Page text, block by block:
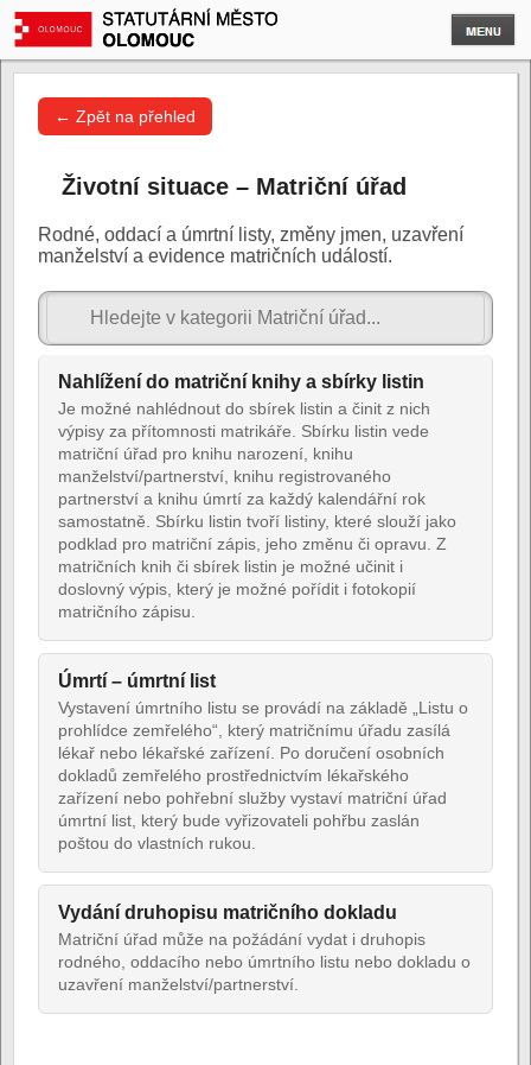
← Zpět na přehled
Životní situace – Matriční úřad
Rodné, oddací a úmrtní listy, změny jmen, uzavření
manželství a evidence matričních událostí.
Nahlížení do matriční knihy a sbírky listin
Je možné nahlédnout do sbírek listin a činit z nich
výpisy za přítomnosti matrikáře. Sbírku listin vede
matriční úřad pro knihu narození, knihu
manželství/partnerství, knihu registrovaného
partnerství a knihu úmrtí za každý kalendářní rok
samostatně. Sbírku listin tvoří listiny, které slouží jako
podklad pro matriční zápis, jeho změnu či opravu. Z
matričních knih či sbírek listin je možné učinit i
doslovný výpis, který je možné pořídit i fotokopií
matričního zápisu.
Úmrtí – úmrtní list
Vystavení úmrtního listu se provádí na základě „Listu o
prohlídce zemřelého“, který matričnímu úřadu zasílá
lékař nebo lékařské zařízení. Po doručení osobních
dokladů zemřelého prostřednictvím lékařského
zařízení nebo pohřební služby vystaví matriční úřad
úmrtní list, který bude vyřizovateli pohřbu zaslán
poštou do vlastních rukou.
Vydání druhopisu matričního dokladu
Matriční úřad může na požádání vydat i druhopis
rodného, oddacího nebo úmrtního listu nebo dokladu o
uzavření manželství/partnerství.